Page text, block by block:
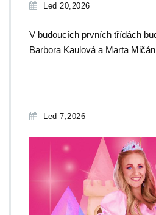
Led 20,2026
V budoucích prvních třídách
Barbora Kaulová a Marta
Led 7,2026